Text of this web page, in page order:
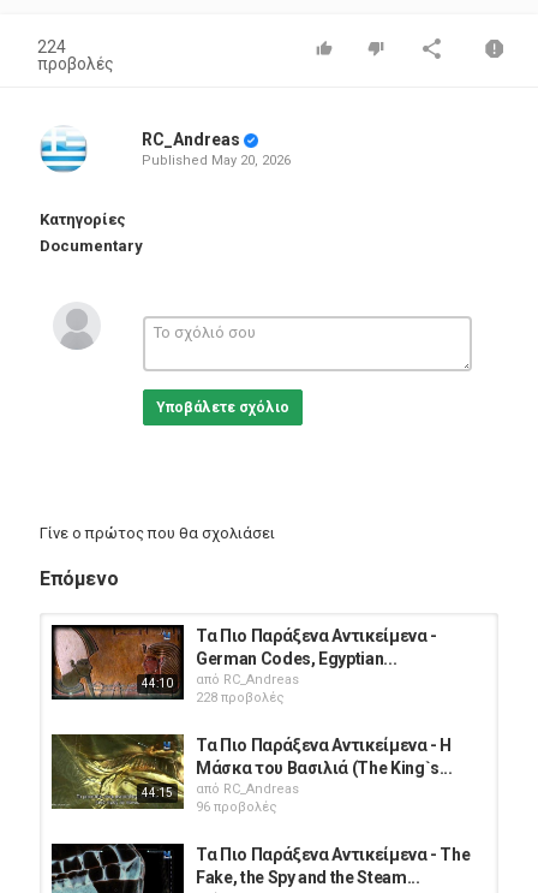
224
προβολές
RC_Andreas
Published May 20, 2026
Κατηγορίες
Documentary
Υποβάλετε σχόλιο
Γίνε ο πρώτος που θα σχολιάσει
Επόμενο
44:10
Τα Πιο Παράξενα Αντικείμενα -
German Codes, Egyptian...
από RC_Andreas
228 προβολές
44:15
Τα Πιο Παράξενα Αντικείμενα - Η
Μάσκα του Βασιλιά (The King`s...
από RC_Andreas
96 προβολές
Τα Πιο Παράξενα Αντικείμενα - The
Fake, the Spy and the Steam...